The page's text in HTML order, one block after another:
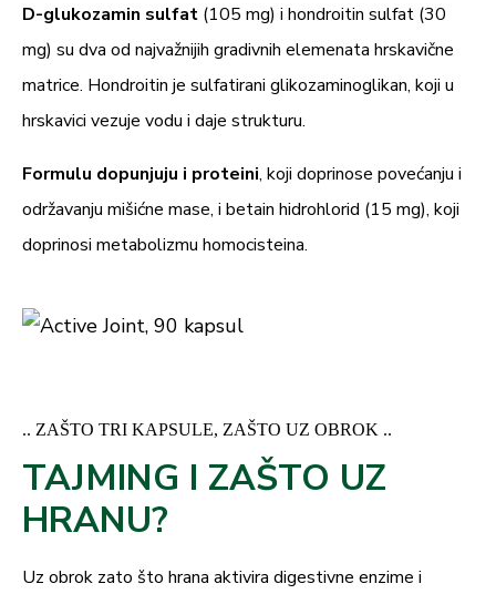
D-glukozamin sulfat (105 mg) i hondroitin sulfat (30
mg) su dva od najvažnijih gradivnih elemenata hrskavične
matrice. Hondroitin je sulfatirani glikozaminoglikan, koji u
hrskavici vezuje vodu i daje strukturu.
Formulu dopunjuju i proteini, koji doprinose povećanju i
održavanju mišićne mase, i betain hidrohlorid (15 mg), koji
doprinosi metabolizmu homocisteina.
.. ZAŠTO TRI KAPSULE, ZAŠTO UZ OBROK ..
TAJMING I ZAŠTO UZ
HRANU?
Uz obrok zato što hrana aktivira digestivne enzime i